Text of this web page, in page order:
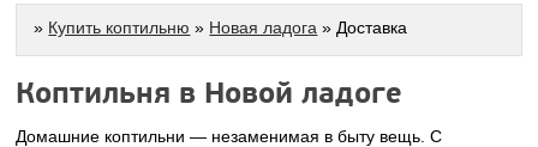
» Купить коптильню » Новая ладога » Доставка
Коптильня в Новой ладоге
Домашние коптильни — незаменимая в быту вещь. С